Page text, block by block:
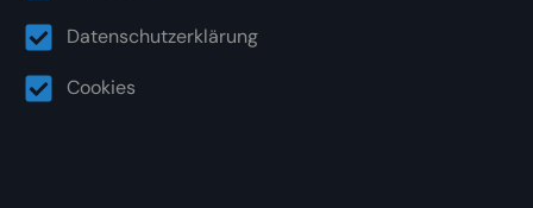
Datenschutzerklärung
Cookies